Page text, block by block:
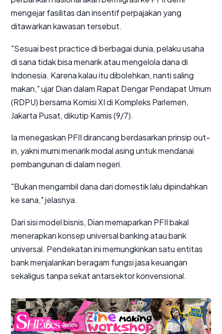
mengejar fasilitas dan insentif perpajakan yang
ditawarkan kawasan tersebut.
"Sesuaibest practicedi berbagai dunia, pelaku usaha
di sana tidak bisa menarik atau mengelola dana di
Indonesia. Karena kalau itu dibolehkan, nanti saling
makan," ujar Dian dalam Rapat Dengar Pendapat Umum
(RDPU) bersama Komisi XI di Kompleks Parlemen,
Jakarta Pusat, dikutip Kamis (9/7).
Ia menegaskan PFII dirancang berdasarkan prinsipout-
in, yakni murni menarik modal asing untuk mendanai
pembangunan di dalam negeri.
"Bukan mengambil dana dari domestik lalu dipindahkan
ke sana," jelasnya.
Dari sisi model bisnis, Dian memaparkan PFII bakal
menerapkan konsepuniversal bankingatau bank
universal. Pendekatan ini memungkinkan satu entitas
bank menjalankan beragam fungsi jasa keuangan
sekaligus tanpa sekat antarsektor konvensional.